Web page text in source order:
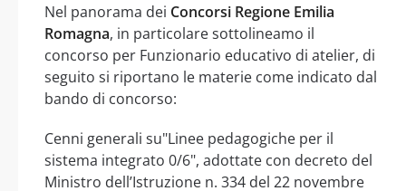
Nel panorama dei Concorsi Regione Emilia
Romagna, in particolare sottolineamo il
concorso per Funzionario educativo di atelier, di
seguito si riportano le materie come indicato dal
bando di concorso:
Cenni generali su"Linee pedagogiche per il
sistema integrato 0/6", adottate con decreto del
Ministro dell’Istruzione n. 334 del 22 novembre